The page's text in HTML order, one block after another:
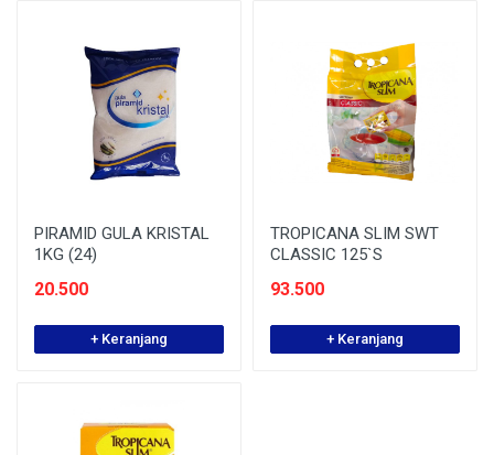
PIRAMID GULA KRISTAL
1KG (24)
20.500
+ Keranjang
TROPICANA SLIM SWT
CLASSIC 125`S
93.500
+ Keranjang